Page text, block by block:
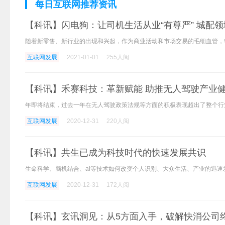
每日互联网推荐资讯
【科讯】闪电狗：让司机生活从业“有尊严” 城配
互联网发展 2021-01-01 255人阅
【科讯】禾赛科技：革新赋能 助推无人驾驶产业
互联网发展 2020-12-31 220人阅
【科讯】共生已成为科技时代的快速发展共识
互联网发展 2020-12-31 172人阅
【科讯】玄讯洞见：从5方面入手，破解快消公